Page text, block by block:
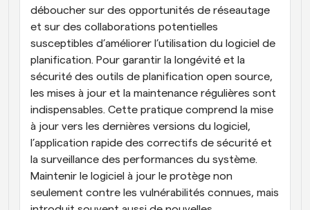
déboucher sur des opportunités de réseautage
et sur des collaborations potentielles
susceptibles d’améliorer l’utilisation du logiciel de
planification. Pour garantir la longévité et la
sécurité des outils de planification open source,
les mises à jour et la maintenance régulières sont
indispensables. Cette pratique comprend la mise
à jour vers les dernières versions du logiciel,
l’application rapide des correctifs de sécurité et
la surveillance des performances du système.
Maintenir le logiciel à jour le protège non
seulement contre les vulnérabilités connues, mais